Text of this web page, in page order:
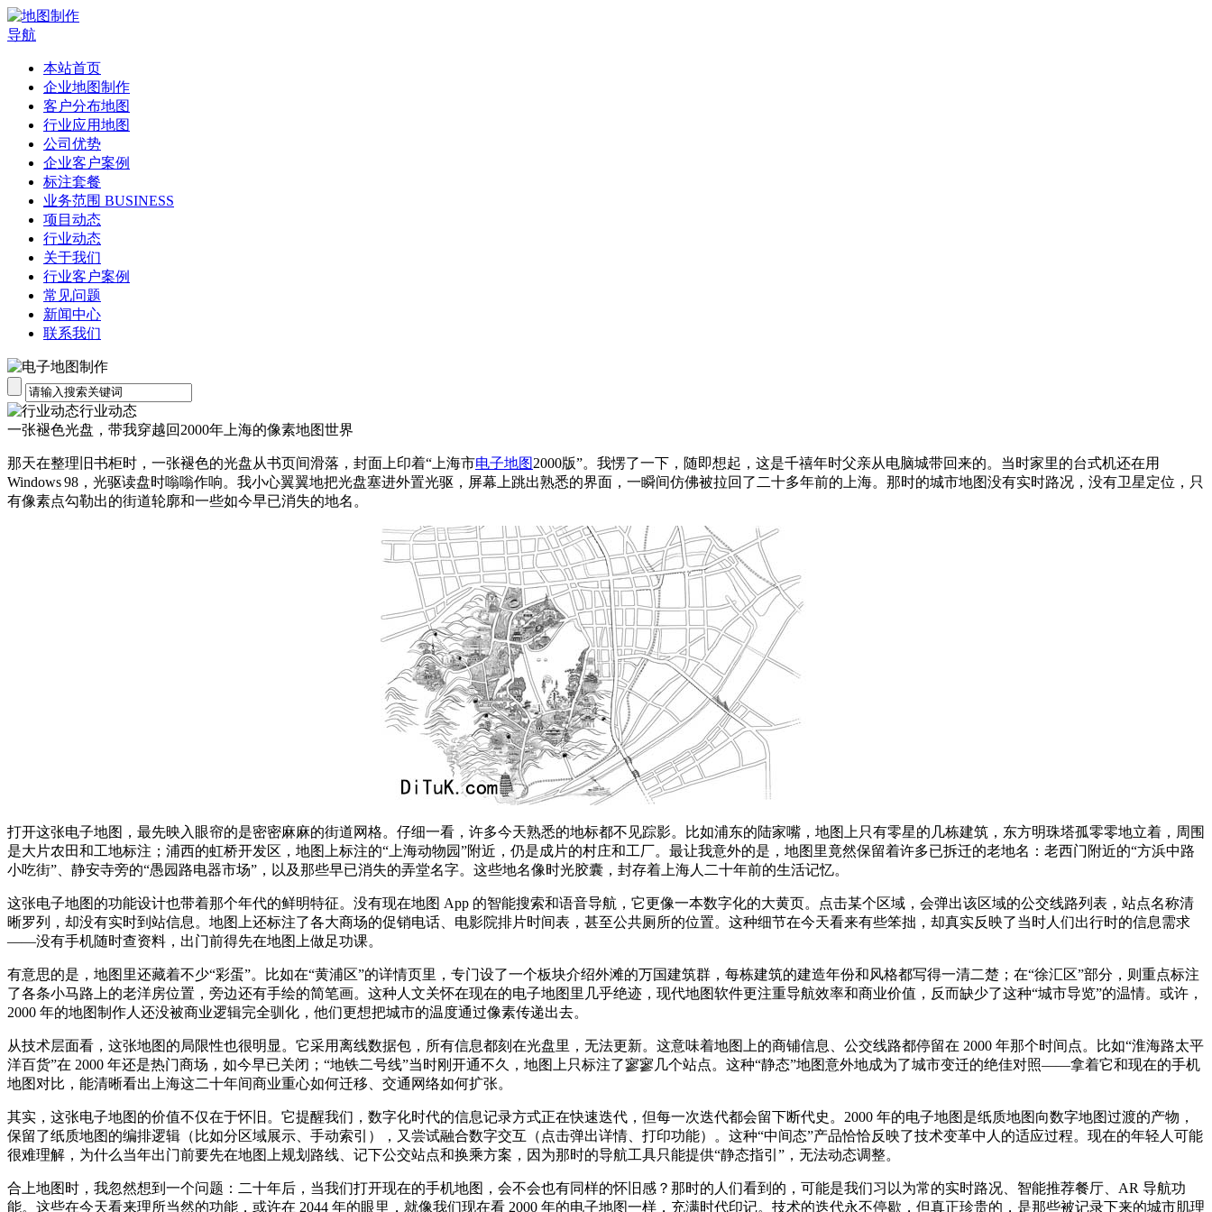
导航
本站首页
企业地图制作
客户分布地图
行业应用地图
公司优势
企业客户案例
标注套餐
业务范围 BUSINESS
项目动态
行业动态
关于我们
行业客户案例
常见问题
新闻中心
联系我们
行业动态
一张褪色光盘，带我穿越回2000年上海的像素地图世界
那天在整理旧书柜时，一张褪色的光盘从书页间滑落，封面上印着“上海市电子地图2000版”。我愣了一下，随即想起，这是千禧年时父亲从电脑城带回来的。当时家里的台式机还在用
Windows 98，光驱读盘时嗡嗡作响。我小心翼翼地把光盘塞进外置光驱，屏幕上跳出熟悉的界面，一瞬间仿佛被拉回了二十多年前的上海。那时的城市地图没有实时路况，没有卫星定位，只
有像素点勾勒出的街道轮廓和一些如今早已消失的地名。
打开这张电子地图，最先映入眼帘的是密密麻麻的街道网格。仔细一看，许多今天熟悉的地标都不见踪影。比如浦东的陆家嘴，地图上只有零星的几栋建筑，东方明珠塔孤零零地立着，周围
是大片农田和工地标注；浦西的虹桥开发区，地图上标注的“上海动物园”附近，仍是成片的村庄和工厂。最让我意外的是，地图里竟然保留着许多已拆迁的老地名：老西门附近的“方浜中路
小吃街”、静安寺旁的“愚园路电器市场”，以及那些早已消失的弄堂名字。这些地名像时光胶囊，封存着上海人二十年前的生活记忆。
这张电子地图的功能设计也带着那个年代的鲜明特征。没有现在地图 App 的智能搜索和语音导航，它更像一本数字化的大黄页。点击某个区域，会弹出该区域的公交线路列表，站点名称清
晰罗列，却没有实时到站信息。地图上还标注了各大商场的促销电话、电影院排片时间表，甚至公共厕所的位置。这种细节在今天看来有些笨拙，却真实反映了当时人们出行时的信息需求
——没有手机随时查资料，出门前得先在地图上做足功课。
有意思的是，地图里还藏着不少“彩蛋”。比如在“黄浦区”的详情页里，专门设了一个板块介绍外滩的万国建筑群，每栋建筑的建造年份和风格都写得一清二楚；在“徐汇区”部分，则重点标注
了各条小马路上的老洋房位置，旁边还有手绘的简笔画。这种人文关怀在现在的电子地图里几乎绝迹，现代地图软件更注重导航效率和商业价值，反而缺少了这种“城市导览”的温情。或许，
2000 年的地图制作人还没被商业逻辑完全驯化，他们更想把城市的温度通过像素传递出去。
从技术层面看，这张地图的局限性也很明显。它采用离线数据包，所有信息都刻在光盘里，无法更新。这意味着地图上的商铺信息、公交线路都停留在 2000 年那个时间点。比如“淮海路太平
洋百货”在 2000 年还是热门商场，如今早已关闭；“地铁二号线”当时刚开通不久，地图上只标注了寥寥几个站点。这种“静态”地图意外地成为了城市变迁的绝佳对照——拿着它和现在的手机
地图对比，能清晰看出上海这二十年间商业重心如何迁移、交通网络如何扩张。
其实，这张电子地图的价值不仅在于怀旧。它提醒我们，数字化时代的信息记录方式正在快速迭代，但每一次迭代都会留下断代史。2000 年的电子地图是纸质地图向数字地图过渡的产物，
保留了纸质地图的编排逻辑（比如分区域展示、手动索引），又尝试融合数字交互（点击弹出详情、打印功能）。这种“中间态”产品恰恰反映了技术变革中人的适应过程。现在的年轻人可能
很难理解，为什么当年出门前要先在地图上规划路线、记下公交站点和换乘方案，因为那时的导航工具只能提供“静态指引”，无法动态调整。
合上地图时，我忽然想到一个问题：二十年后，当我们打开现在的手机地图，会不会也有同样的怀旧感？那时的人们看到的，可能是我们习以为常的实时路况、智能推荐餐厅、AR 导航功
能。这些在今天看来理所当然的功能，或许在 2044 年的眼里，就像我们现在看 2000 年的电子地图一样，充满时代印记。技术的迭代永不停歇，但真正珍贵的，是那些被记录下来的城市肌理